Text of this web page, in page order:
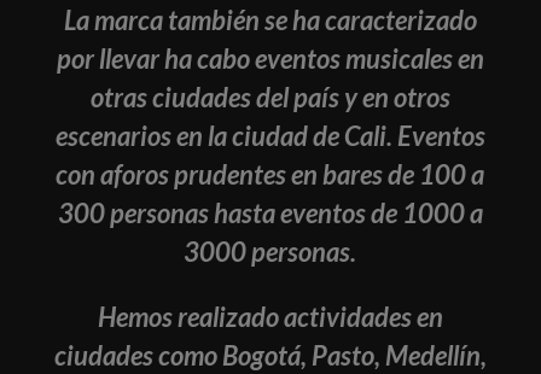
La marca también se ha caracterizado
por llevar ha cabo eventos musicales en
otras ciudades del país y en otros
escenarios en la ciudad de Cali. Eventos
con aforos prudentes en bares de 100 a
300 personas hasta eventos de 1000 a
3000 personas.
Hemos realizado actividades en
ciudades como Bogotá, Pasto, Medellín,